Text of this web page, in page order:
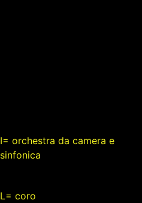
I= orchestra da camera e
sinfonica
L= coro